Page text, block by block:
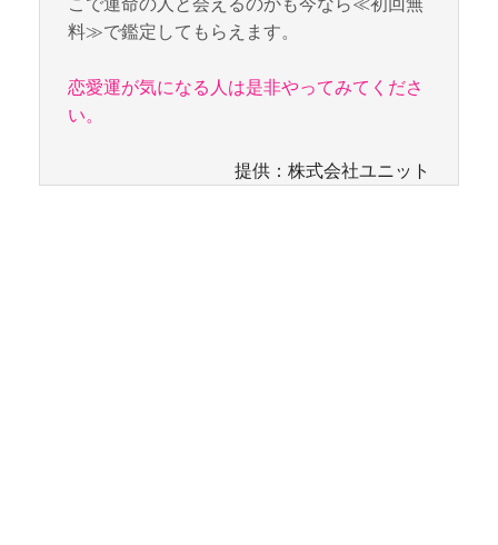
こで運命の人と会えるのかも今なら≪初回無
料≫で鑑定してもらえます。
恋愛運が気になる人は是非やってみてくださ
い。
提供：株式会社ユニット